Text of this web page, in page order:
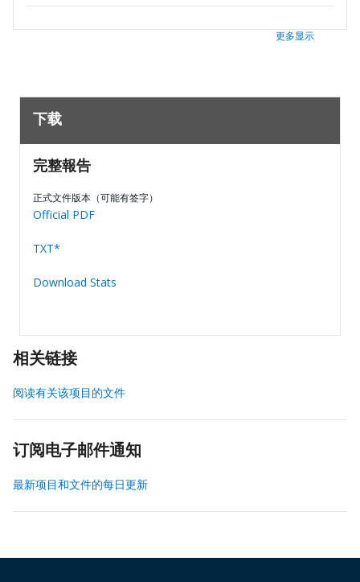
更多显示
下载
完整報告
正式文件版本（可能有签字）
Official PDF
TXT*
Download Stats
相关链接
阅读有关该项目的文件
订阅电子邮件通知
最新项目和文件的每日更新